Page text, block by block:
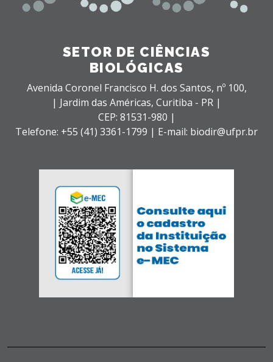
SETOR DE CIÊNCIAS
BIOLÓGICAS
Avenida Coronel Francisco H. dos Santos, nº 100,
| Jardim das Américas, Curitiba - PR |
CEP: 81531-980 |
Telefone: +55 (41) 3361-1799 | E-mail: biodir@ufpr.br